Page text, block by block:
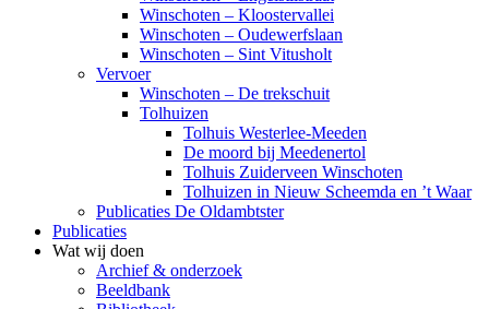
Winschoten – Kloostervallei
Winschoten – Oudewerfslaan
Winschoten – Sint Vitusholt
Vervoer
Winschoten – De trekschuit
Tolhuizen
Tolhuis Westerlee-Meeden
De moord bij Meedenertol
Tolhuis Zuiderveen Winschoten
Tolhuizen in Nieuw Scheemda en ’t Waar
Publicaties De Oldambtster
Publicaties
Wat wij doen
Archief & onderzoek
Beeldbank